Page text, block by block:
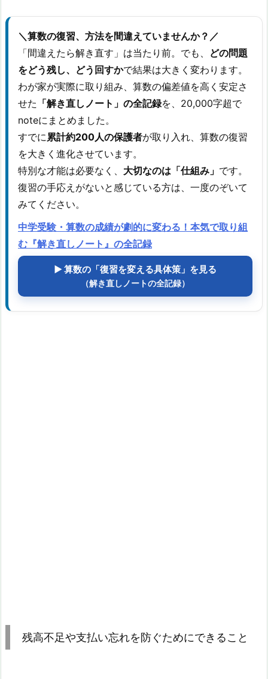
＼算数の復習、方法を間違えていませんか？／
「間違えたら解き直す」は当たり前。でも、 どの問題
をどう残し、どう回すかで結果は大きく変わります。
わが家が実際に取り組み、算数の偏差値を高く安定さ
せた 「解き直しノート」の全記録を、20,000字超で
noteにまとめました。
すでに 累計約200人の保護者が取り入れ、算数の復習
を大きく進化させています。
特別な才能は必要なく、 大切なのは「仕組み」 です。
復習の手応えがないと感じている方は、一度のぞいて
みてください。
中学受験・算数の成績が劇的に変わる！本気で取り組
む『解き直しノート』の全記録
▶ 算数の「復習を変える具体策」を見る
（解き直しノートの全記録）
残高不足や支払い忘れを防ぐためにできること